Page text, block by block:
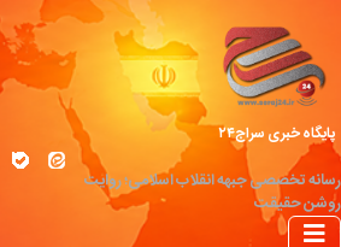
پایگاه خبری سراج۲۴
رسانه تخصصی جبهه انقلاب اسلامی؛ روایت
روشن حقیقت